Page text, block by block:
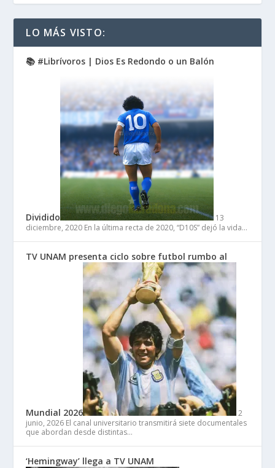
LO MÁS VISTO:
📚 #Librívoros | Dios Es Redondo o un Balón
Dividido
13
diciembre, 2020 En la última recta de 2020, “D10S” dejó la vida…
TV UNAM presenta ciclo sobre futbol rumbo al
Mundial 2026
2
junio, 2026 El canal universitario transmitirá siete documentales
que abordan desde distintas…
‘Hemingway’ llega a TV UNAM